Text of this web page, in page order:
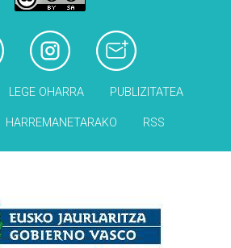
LEGE OHARRA PUBLIZITATEA
HARREMANETARAKO RSS